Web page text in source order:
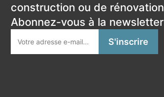
construction ou de rénovation
Abonnez-vous à la newsletter